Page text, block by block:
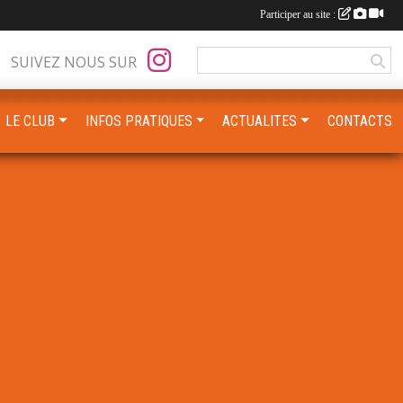
SUIVEZ NOUS SUR
LE CLUB INFOS PRATIQUES ACTUALITES CONTACTS
Participer au site :